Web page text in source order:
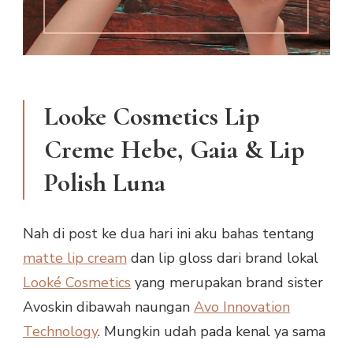
Looke Cosmetics Lip
Creme Hebe, Gaia & Lip
Polish Luna
Nah di post ke dua hari ini aku bahas tentang
matte lip cream dan lip gloss dari brand lokal
Looké Cosmetics yang merupakan brand sister
Avoskin dibawah naungan Avo Innovation
Technology. Mungkin udah pada kenal ya sama